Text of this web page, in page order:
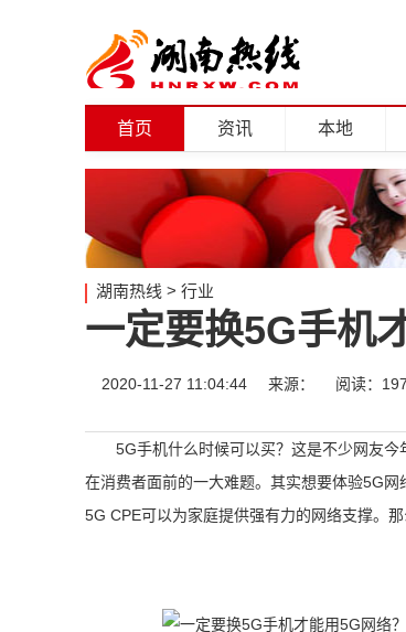
首页 资讯 本地
湖南热线 > 行业
一定要换5G手机
2020-11-27 11:04:44 来源： 阅读：
5G手机什么时候可以买？这是不少网友
在消费者面前的一大难题。其实想要体验5G
5G CPE可以为家庭提供强有力的网络支撑。